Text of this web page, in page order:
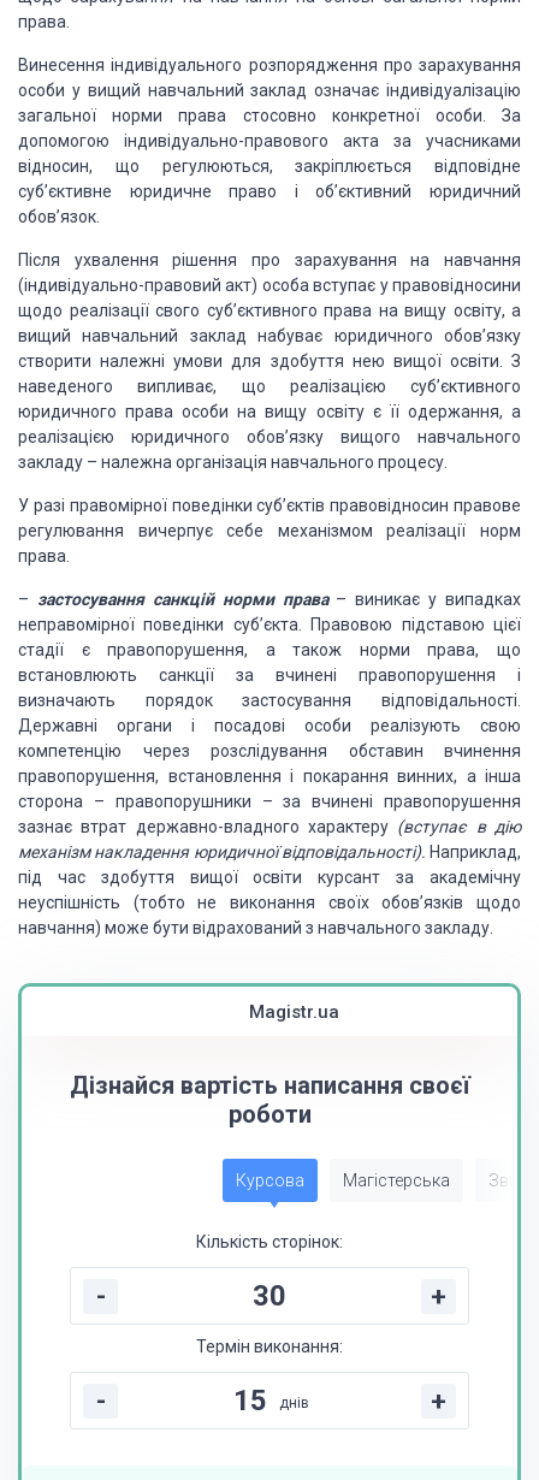
права.
Винесення індивідуального розпорядження про зарахування
особи у вищий навчальний заклад означає індивідуалізацію
загальної норми права стосовно конкретної особи. За
допомогою індивідуально-правового акта за учасниками
відносин, що регулюються, закріплюється відповідне
суб’єктивне юридичне право і об’єктивний юридичний
обов’язок.
Після ухвалення рішення про зарахування на навчання
(індивідуально-правовий акт) особа вступає у правовідносини
щодо реалізації свого суб’єктивного права на вищу освіту, а
вищий навчальний заклад набуває юридичного обов’язку
створити належні умови для здобуття нею вищої освіти. З
наведеного випливає, що реалізацією суб’єктивного
юридичного права особи на вищу освіту є її одержання, а
реалізацією юридичного обов’язку вищого навчального
закладу – належна організація навчального процесу.
У разі правомірної поведінки суб’єктів правовідносин правове
регулювання вичерпує себе механізмом реалізації норм
права.
– застосування санкцій норми права–виникає у випадках
неправомірної поведінки суб’єкта. Правовою підставою цієї
стадії є правопорушення, а також норми права, що
встановлюють санкції за вчинені правопорушення і
визначають порядок застосування відповідальності.
Державні органи і посадові особи реалізують свою
компетенцію через розслідування обставин вчинення
правопорушення, встановлення і покарання винних, а інша
сторона – правопорушники – за вчинені правопорушення
зазнає втрат державно-владного характеру (вступає в дію
механізм накладення юридичноївідповідальності). Наприклад,
під час здобуття вищої освіти курсант за академічну
неуспішність (тобто не виконання своїх обов’язків щодо
навчання) може бути відрахований з навчального закладу.
Magistr.ua
Дізнайся вартість написання своєї
роботи
Курсова Магістерська Звіт
Кількість сторінок:
- +
Термін виконання:
- днів +